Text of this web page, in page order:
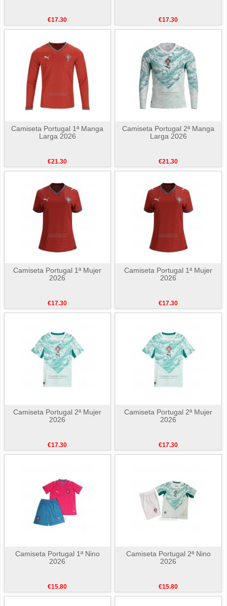
€17.30 €17.30
Camiseta Portugal 1ª Manga
Larga 2026
€21.30
Camiseta Portugal 2ª Manga
Larga 2026
€21.30
Camiseta Portugal 1ª Mujer
2026
€17.30
Camiseta Portugal 1ª Mujer
2026
€17.30
Camiseta Portugal 2ª Mujer
2026
€17.30
Camiseta Portugal 2ª Mujer
2026
€17.30
Camiseta Portugal 1ª Nino
2026
€15.80
Camiseta Portugal 2ª Nino
2026
€15.80